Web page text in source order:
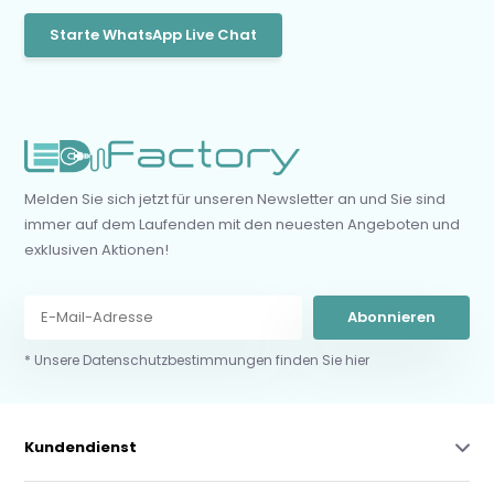
Starte WhatsApp Live Chat
Melden Sie sich jetzt für unseren Newsletter an und Sie sind
immer auf dem Laufenden mit den neuesten Angeboten und
exklusiven Aktionen!
Abonnieren
* Unsere Datenschutzbestimmungen finden Sie hier
Kundendienst